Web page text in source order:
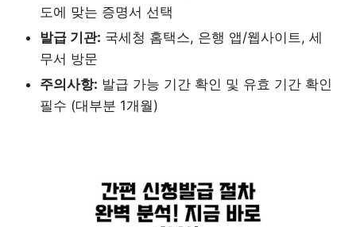
도에 맞는 증명서 선택
발급 기관: 국세청 홈택스, 은행 앱/웹사이트, 세
무서 방문
주의사항: 발급 가능 기간 확인 및 유효 기간 확인
필수 (대부분 1개월)